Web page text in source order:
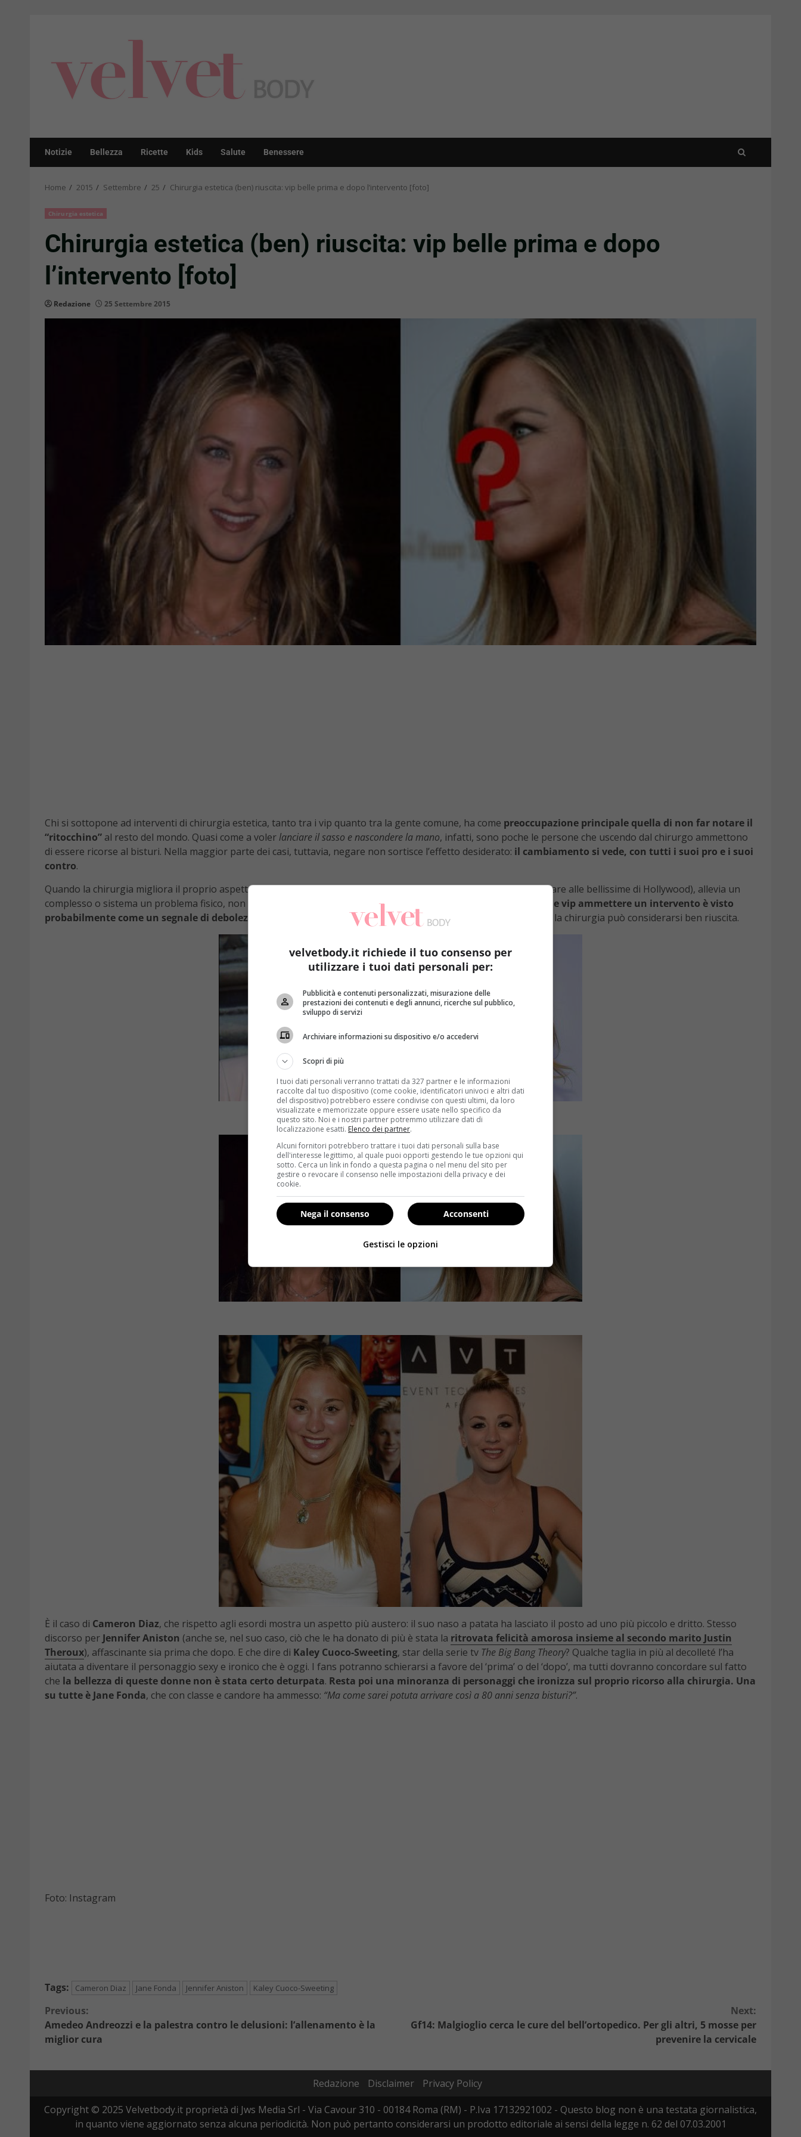
Notizie Bellezza Ricette Kids Salute Benessere
Home 2015 Settembre 25 Chirurgia estetica (ben) riuscita: vip belle prima e dopo l’intervento [foto]
Chirurgia estetica
Chirurgia estetica (ben) riuscita: vip belle prima e dopo
l’intervento [foto]
Redazione 25 Settembre 2015
Chi si sottopone ad interventi di chirurgia estetica, tanto tra i vip quanto tra la gente comune, ha come preoccupazione principale quella di non far notare il
“ritocchino” al resto del mondo. Quasi come a volerlanciare il sasso e nascondere la mano, infatti, sono poche le persone che uscendo dal chirurgo ammettono
di essere ricorse al bisturi. Nella maggior parte dei casi, tuttavia, negare non sortisce l’effetto desiderato: il cambiamento si vede, con tutti i suoi pro e i suoi
contro.
Quando la chirurgia migliora il proprio aspetto (nonostante in alcuni casi ci sia ben poco da migliorare, basti pensare alle bellissime di Hollywood), allevia un
complesso o sistema un problema fisico, non ci dovrebbe essere una simile ritrosia nei suoi confronti. Eppure
dalle vip ammettere un intervento è visto
probabilmente come un segnale di debolezza
, visto che si sceglie quasi sempre la via del silenzio; anche quando la chirurgia può considerarsi ben riuscita.
È il caso di Cameron Diaz, che rispetto agli esordi mostra un aspetto più austero: il suo naso a patata ha lasciato il posto ad uno più piccolo e dritto. Stesso
discorso per Jennifer Aniston (anche se, nel suo caso, ciò che le ha donato di più è stata la ritrovata felicità amorosa insieme al secondo marito Justin
Theroux), affascinante sia prima che dopo. E che dire di Kaley Cuoco-Sweeting, star della serie tv The Big Bang Theory? Qualche taglia in più al decolleté l’ha
aiutata a diventare il personaggio sexy e ironico che è oggi. I fans potranno schierarsi a favore del ‘prima’ o del ‘dopo’, ma tutti dovranno concordare sul fatto
che la bellezza di queste donne non è stata certo deturpata. Resta poi una minoranza di personaggi che ironizza sul proprio ricorso alla chirurgia. Una
su tutte è Jane Fonda, che con classe e candore ha ammesso: “Ma come sarei potuta arrivare così a 80 anni senza bisturi?”.
Foto: Instagram
Tags: Cameron Diaz Jane Fonda Jennifer Aniston Kaley Cuoco-Sweeting
Continue
Reading
Previous:
Amedeo Andreozzi e la palestra contro le delusioni: l’allenamento è la
miglior cura
Next:
Gf14: Malgioglio cerca le cure del bell’ortopedico. Per gli altri, 5 mosse per
prevenire la cervicale
Redazione Disclaimer
Privacy Policy
Copyright © 2025 Velvetbody.it proprietà di Jws Media Srl - Via Cavour 310 - 00184 Roma (RM) - P.Iva 17132921002 - Questo blog non è una testata giornalistica,
in quanto viene aggiornato senza alcuna periodicità. Non può pertanto considerarsi un prodotto editoriale ai sensi della legge n. 62 del 07.03.2001
velvetbody.it richiede il tuo consenso per
utilizzare i tuoi dati personali per:
Pubblicità e contenuti personalizzati, misurazione delle
prestazioni dei contenuti e degli annunci, ricerche sul pubblico,
sviluppo di servizi
Archiviare informazioni su dispositivo e/o accedervi
Scopri di più
I tuoi dati personali verranno trattati da 327 partner e le informazioni
raccolte dal tuo dispositivo (come cookie, identificatori univoci e altri dati
del dispositivo) potrebbero essere condivise con questi ultimi, da loro
visualizzate e memorizzate oppure essere usate nello specifico da
questo sito. Noi e i nostri partner potremmo utilizzare dati di
localizzazione esatti. Elenco dei partner.
Alcuni fornitori potrebbero trattare i tuoi dati personali sulla base
dell'interesse legittimo, al quale puoi opporti gestendo le tue opzioni qui
sotto. Cerca un link in fondo a questa pagina o nel menu del sito per
gestire o revocare il consenso nelle impostazioni della privacy e dei
cookie.
Acconsenti
Nega il consenso
Gestisci le opzioni